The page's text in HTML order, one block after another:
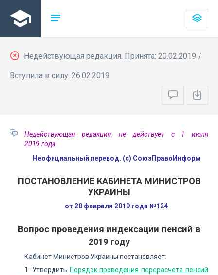
Недействующая редакция. Принята: 20.02.2019 /
Вступила в силу: 26.02.2019
Недействующая редакция, не действует с 1 июля
2019 года
Неофициальный перевод. (с) СоюзПравоИнформ
ПОСТАНОВЛЕНИЕ КАБИНЕТА МИНИСТРОВ
УКРАИНЫ
от 20 февраля 2019 года №124
Вопрос проведения индексации пенсий в
2019 году
Кабинет Министров Украины постановляет:
1. Утвердить Порядок проведения перерасчета пенсий